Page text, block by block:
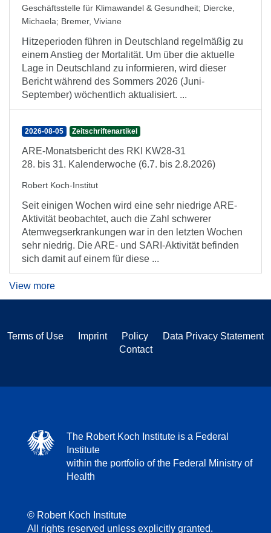
Geschäftsstelle für Klimawandel & Gesundheit; Diercke,
Michaela; Bremer, Viviane
Hitzeperioden führen in Deutschland regelmäßig zu
einem Anstieg der Mortalität. Um über die aktuelle
Lage in Deutschland zu informieren, wird dieser
Bericht während des Sommers 2026 (Juni-
September) wöchentlich aktualisiert. ...
2026-08-05 Zeitschriftenartikel
ARE-Monatsbericht des RKI KW28-31
28. bis 31. Kalenderwoche (6.7. bis 2.8.2026)
Robert Koch-Institut
Seit einigen Wochen wird eine sehr niedrige ARE-
Aktivität beobachtet, auch die Zahl schwerer
Atemwegserkrankungen war in den letzten Wochen
sehr niedrig. Die ARE- und SARI-Aktivität befinden
sich damit auf einem für diese ...
View more
Terms of Use Imprint Policy
Data Privacy Statement
Contact
The Robert Koch Institute is a Federal
Institute
within the portfolio of the Federal Ministry of
Health
© Robert Koch Institute
All rights reserved unless explicitly granted.